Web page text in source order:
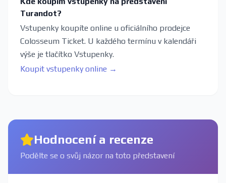
Turandot?
Vstupenky koupíte online u oficiálního prodejce
Colosseum Ticket. U každého termínu v kalendáři
výše je tlačítko Vstupenky.
Koupit vstupenky online →
Hodnocení a recenze
Podělte se o svůj názor na toto představení